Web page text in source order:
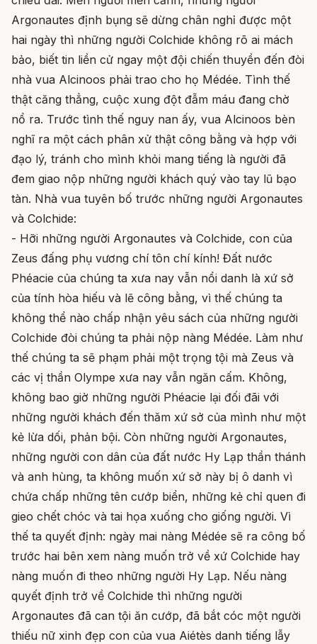
Argonautes định bụng sẽ dừng chân nghỉ được một
hai ngày thì những người Colchide không rõ ai mách
bảo, biết tin liền cử ngay một đội chiến thuyền đến đòi
nhà vua Alcinoos phải trao cho họ Médée. Tình thế
thật căng thẳng, cuộc xung đột đẫm máu đang chờ
nổ ra. Trước tình thế nguy nan ấy, vua Alcinoos bèn
nghĩ ra một cách phân xử thật công bằng và hợp với
đạo lý, tránh cho mình khỏi mang tiếng là người đã
đem giao nộp những người khách quý vào tay lũ bạo
tàn. Nhà vua tuyên bố trước những người Argonautes
và Colchide:
- Hỡi những người Argonautes và Colchide, con của
Zeus đấng phụ vương chí tôn chí kính! Đất nước
Phéacie của chúng ta xưa nay vẫn nổi danh là xứ sở
của tính hòa hiếu và lẽ công bằng, vì thế chúng ta
không thể nào chấp nhận yêu sách của những người
Colchide đòi chúng ta phải nộp nàng Médée. Làm như
thế chúng ta sẽ phạm phải một trọng tội mà Zeus và
các vị thần Olympe xưa nay vẫn ngăn cấm. Không,
không bao giờ những người Phéacie lại đối đãi với
những người khách đến thăm xứ sở của mình như một
kẻ lừa dối, phản bội. Còn những người Argonautes,
những người con dân của đất nước Hy Lạp thần thánh
và anh hùng, ta không muốn xứ sở này bị ô danh vì
chứa chấp những tên cướp biển, những kẻ chỉ quen đi
gieo chết chóc và tai họa xuống cho giống người. Vì
thế ta quyết định: ngày mai nàng Médée sẽ ra công bố
trước hai bên xem nàng muốn trở về xứ Colchide hay
nàng muốn đi theo những người Hy Lạp. Nếu nàng
quyết định trở về Colchide thì những người
Argonautes đã can tội ăn cướp, đã bắt cóc một người
thiếu nữ xinh đẹp con của vua Aiétès danh tiếng lẫy